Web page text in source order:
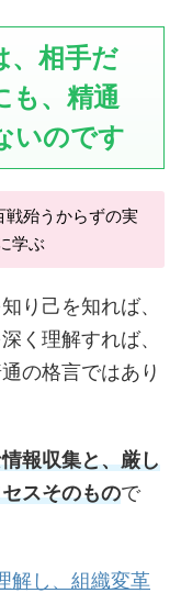
、相手だ
も、精通
いのです
殆うからずの実
学ぶ
り己を知れば、
く理解すれば、
の格言ではあり
報収集と、厳し
スそのもので
解し、組織変革